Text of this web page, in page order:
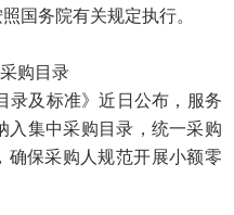
国务院有关规定执行。
购目录
录及标准》近日公布，服务
入集中采购目录，统一采购
保采购人规范开展小额零